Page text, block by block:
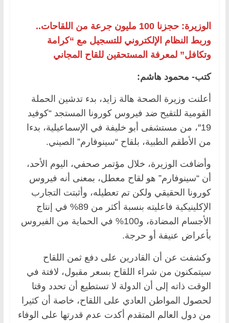
الوزيرة: حجزنا 100 مليون جرعة من اللقاحات..
وربط النظام الإلكتروني للتسجيل مع “كرامة
وتكافل” لمعرفة المستحقين للقاح المجاني
كتب- محمود هاشم:
أعلنت وزيرة الصحة هالة زايد، بدء تدشين الحملة
القومية للتقيح ضد فيروس كورونا المستجد “كوفيد
19″، من مستشفى أبو خليفة في الإسماعيلية، بدءا
من الأطقم الطبية، بلقاح “سينوفارم” الصيني.
وأضافت الوزيرة، خلال مؤتمر صحفي، اليوم الأحد،
أن “سينوفارم” هو لقاح معطل، بمعنى أنه فيروس
كورونا الحقيقي ولكن تم تعطيله، وأثبتت التجارب
الإكلينيكية فاعليته بنسبة أكثر من 89% في إنتاج
الأجسام المضادة، و100% في الحماية من الفيروس
بأعراض عنيفة أو حرجة.
وكشفت عن أن القادرين على دفع ثمن اللقاح
سيتمكنون من شراء اللقاح بسعر مقبول، لافتة في
الوقت ذاته إلى أن الدولة لا تستطيع أن تحدد وقتا
لحصول المواطن العادي على اللقاح، خاصة أن كثيرا
من دول العالم المتقدم أكدت عدم قدرتها على الوفاء